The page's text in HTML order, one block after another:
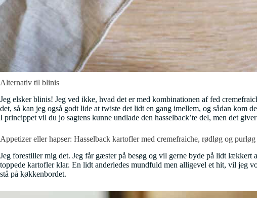
Alternativ til blinis
Jeg elsker blinis! Jeg ved ikke, hvad det er med kombinationen af fed
det, så kan jeg også godt lide at twiste det lidt en gang imellem, og sådan kom
I princippet vil du jo sagtens kunne undlade den hasselback’te del, men det
Appetizer eller hapser: Hasselback kartofler med cremefraiche, rødløg og purløg
Jeg forestiller mig det. Jeg får gæster på besøg og vil gerne byde på lidt lækkert
toppede kartofler klar. En lidt anderledes mundfuld men alligevel et hit, vil jeg
stå på køkkenbordet.